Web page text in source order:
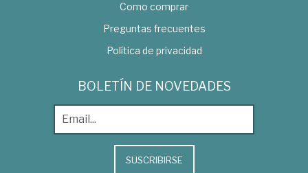
Como comprar
Preguntas frecuentes
Política de privacidad
BOLETÍN DE NOVEDADES
SUSCRIBIRSE